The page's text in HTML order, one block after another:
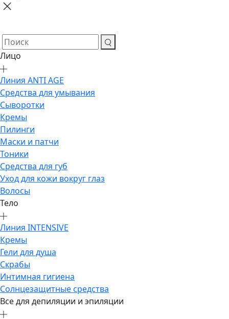
Лицо
Линия ANTI AGE
Средства для умывания
Сыворотки
Кремы
Пилинги
Маски и патчи
Тоники
Средства для губ
Уход для кожи вокруг глаз
Волосы
Тело
Линия INTENSIVE
Кремы
Гели для душа
Скрабы
Интимная гигиена
Солнцезащитные средства
Все для депиляции и эпиляции